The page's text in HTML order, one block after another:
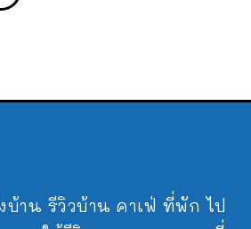
บ้าน รีวิวบ้าน คาเฟ่ ที่พัก ไป